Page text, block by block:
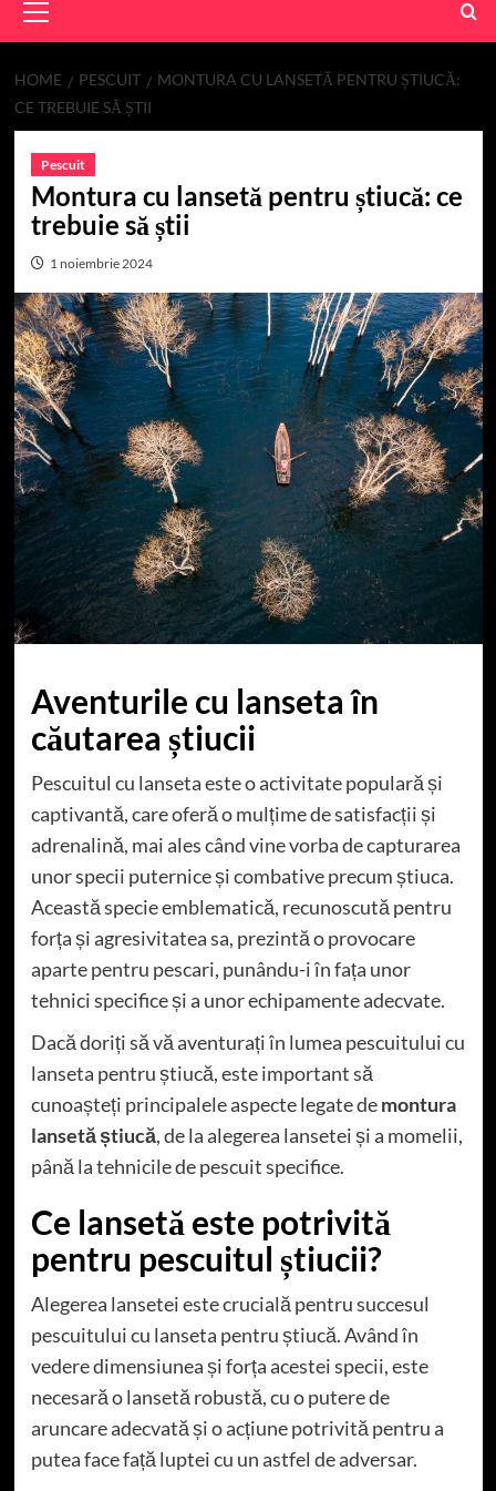
Menu
HOME PESCUIT
MONTURA CU LANSETĂ PENTRU ȘTIUCĂ:
CE TREBUIE SĂ ȘTII
Pescuit
Montura cu lansetă pentru știucă: ce
trebuie să știi
1 noiembrie 2024
Aventurile cu lanseta în
căutarea știucii
Pescuitul cu lanseta este o activitate populară și
captivantă, care oferă o mulțime de satisfacții și
adrenalină, mai ales când vine vorba de capturarea
unor specii puternice și combative precum știuca.
Această specie emblematică, recunoscută pentru
forța și agresivitatea sa, prezintă o provocare
aparte pentru pescari, punându-i în fața unor
tehnici specifice și a unor echipamente adecvate.
Dacă doriți să vă aventurați în lumea pescuitului cu
lanseta pentru știucă, este important să
cunoașteți principalele aspecte legate demontura
lansetă știucă, de la alegerea lansetei și a momelii,
până la tehnicile de pescuit specifice.
Ce lansetă este potrivită
pentru pescuitul știucii?
Alegerea lansetei este crucială pentru succesul
pescuitului cu lanseta pentru știucă. Având în
vedere dimensiunea și forța acestei specii, este
necesară o lansetă robustă, cu o putere de
aruncare adecvată și o acțiune potrivită pentru a
putea face față luptei cu un astfel de adversar.